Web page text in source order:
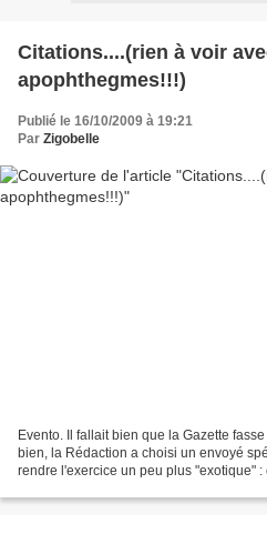
Citations....(rien à voir
apophthegmes!!!)
Publié le 16/10/2009 à 19:21
Par Zigobelle
Evento. Il fallait bien que la Gazette
bien, la Rédaction a choisi un envoyé
rendre l'exercice un peu plus "exotique"